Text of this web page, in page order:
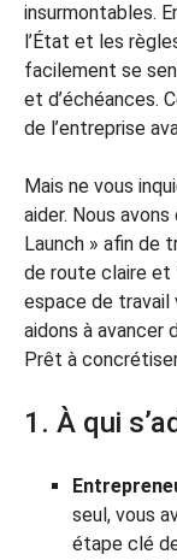
insurmontables.
l’État et les
facilement se
et d’échéances.
de l’entreprise
Mais ne vous
aider. Nous
Launch » afin de
de route claire et
espace de travail
aidons à avancer
Prêt à
1. À qui
seul, vous
étape clé